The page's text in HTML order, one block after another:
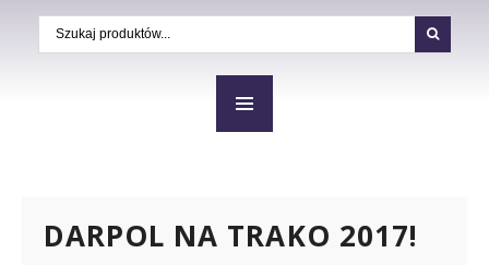
DARPOL NA TRAKO 2017!